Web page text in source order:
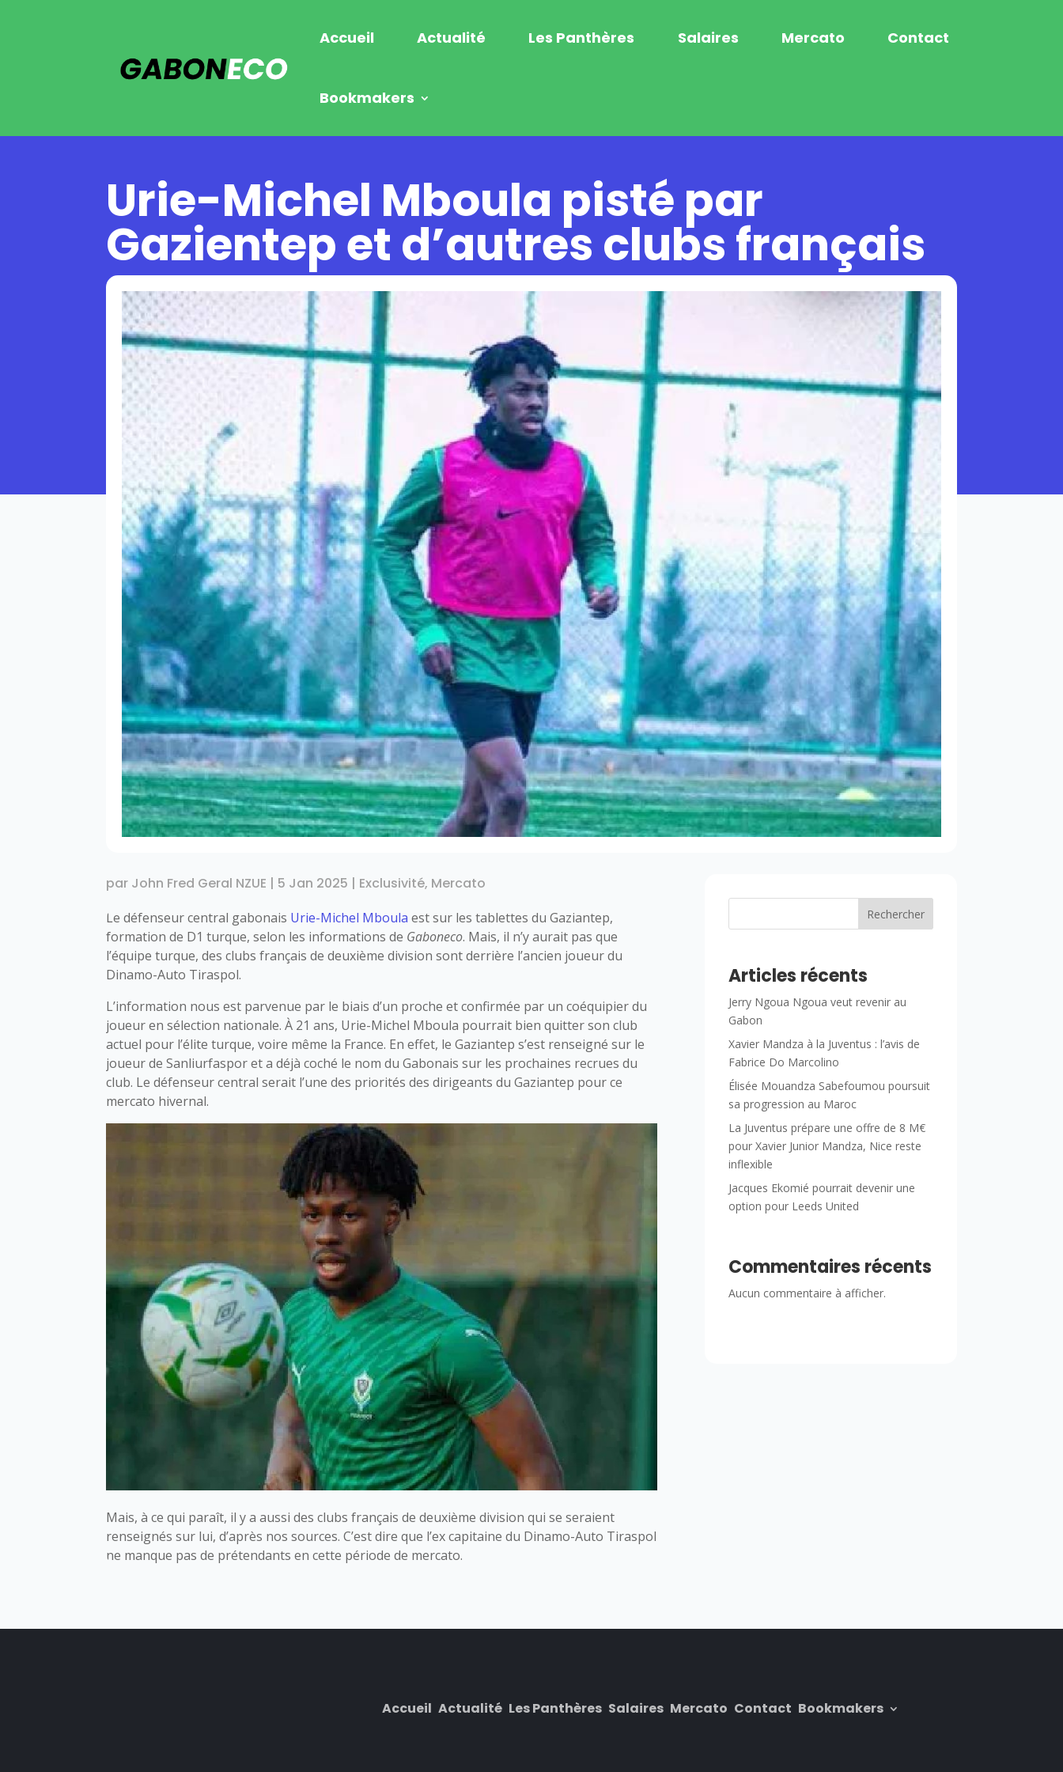
Accueil Actualité Les Panthères Salaires Mercato Contact
Bookmakers
Urie-Michel Mboula pisté par
Gazientep et d’autres clubs français
par John Fred Geral NZUE | 5 Jan 2025 | Exclusivité, Mercato
Le défenseur central gabonais Urie-Michel Mboula est sur les tablettes du Gaziantep,
formation de D1 turque, selon les informations de Gaboneco. Mais, il n’y aurait pas que
l’équipe turque, des clubs français de deuxième division sont derrière l’ancien joueur du
Dinamo-Auto Tiraspol.
L’information nous est parvenue par le biais d’un proche et confirmée par un coéquipier du
joueur en sélection nationale. À 21 ans, Urie-Michel Mboula pourrait bien quitter son club
actuel pour l’élite turque, voire même la France. En effet, le Gaziantep s’est renseigné sur le
joueur de Sanliurfaspor et a déjà coché le nom du Gabonais sur les prochaines recrues du
club. Le défenseur central serait l’une des priorités des dirigeants du Gaziantep pour ce
mercato hivernal.
Mais, à ce qui paraît, il y a aussi des clubs français de deuxième division qui se seraient
renseignés sur lui, d’après nos sources. C’est dire que l’ex capitaine du Dinamo-Auto Tiraspol
ne manque pas de prétendants en cette période de mercato.
Rechercher
Articles récents
Jerry Ngoua Ngoua veut revenir au
Gabon
Xavier Mandza à la Juventus : l’avis de
Fabrice Do Marcolino
Élisée Mouandza Sabefoumou poursuit
sa progression au Maroc
La Juventus prépare une offre de 8 M€
pour Xavier Junior Mandza, Nice reste
inflexible
Jacques Ekomié pourrait devenir une
option pour Leeds United
Commentaires récents
Aucun commentaire à afficher.
Accueil Actualité Les Panthères Salaires Mercato Contact Bookmakers